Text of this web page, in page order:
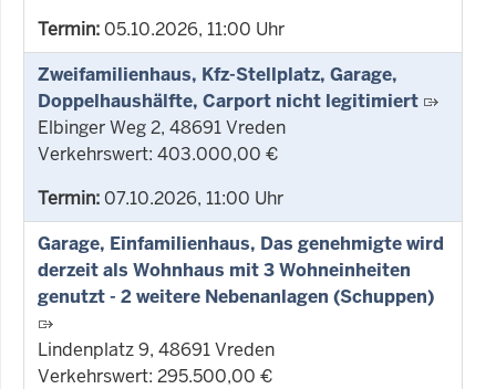
Termin:05.10.2026, 11:00 Uhr
Zweifamilienhaus, Kfz-Stellplatz, Garage,
Doppelhaushälfte, Carport nicht legitimiert
Elbinger Weg 2, 48691 Vreden
Verkehrswert: 403.000,00 €
Termin:07.10.2026, 11:00 Uhr
Garage, Einfamilienhaus, Das genehmigte wird
derzeit als Wohnhaus mit 3 Wohneinheiten
genutzt - 2 weitere Nebenanlagen (Schuppen)
Lindenplatz 9, 48691 Vreden
Verkehrswert: 295.500,00 €